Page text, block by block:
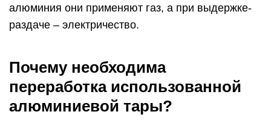
алюминия они применяют газ, а при выдержке-
раздаче – электричество.
Почему необходима
переработка использованной
алюминиевой тары?